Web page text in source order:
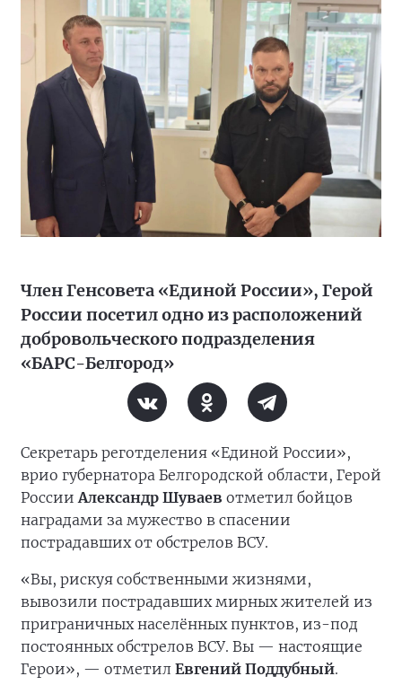
Член Генсовета «Единой России», Герой
России посетил одно из расположений
добровольческого подразделения
«БАРС-Белгород»
Секретарь реготделения «Единой России»,
врио губернатора Белгородской области, Герой
РоссииАлександр Шуваев отметил бойцов
наградами за мужество в спасении
пострадавших от обстрелов ВСУ.
«Вы, рискуя собственными жизнями,
вывозили пострадавших мирных жителей из
приграничных населённых пунктов, из-под
постоянных обстрелов ВСУ. Вы — настоящие
Герои», — отметил Евгений Поддубный.